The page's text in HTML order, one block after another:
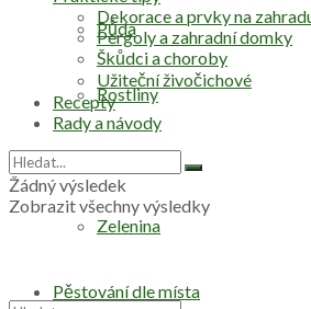
Půda
Rostliny
Zelenina
Pěstování dle místa
Dekorace a prvky na
Pergoly a zahradní domky
Škůdci a choroby
Užiteční živočichové
Recepty
Rady a návody
Žádný výsledek
Zobrazit všechny výsledky